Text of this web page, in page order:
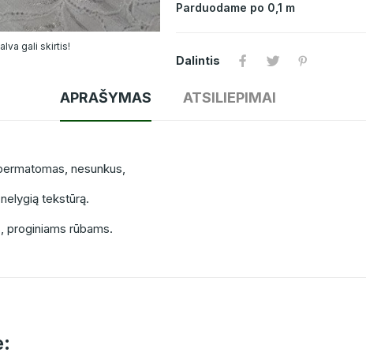
gali skirtis!
Parduodame po 0,1 m
Dalintis
APRAŠYMAS ATSILIEPIMAI
nesunkus,
tekstūrą.
proginiams rūbams.